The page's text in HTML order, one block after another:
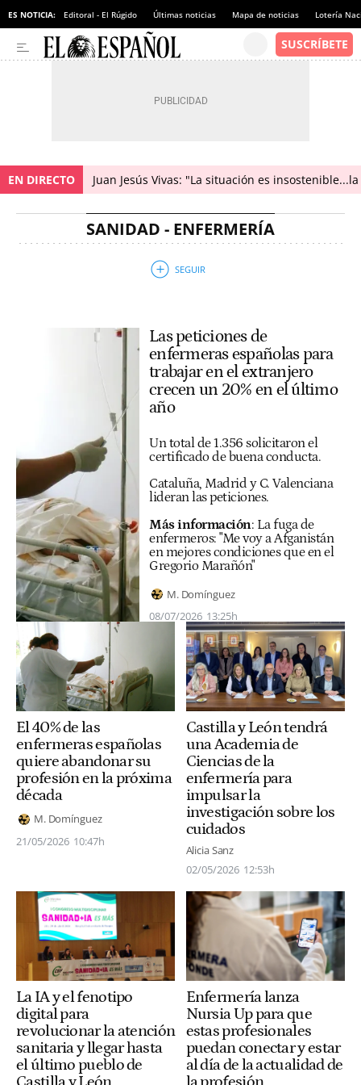
ES NOTICIA: Editoral - El Rúgido Últimas noticias Mapa de noticias Lotería
EN DIRECTO Juan Jesús Vivas: "La situación es
SANIDAD - ENFERMERÍA
Las peticiones de
enfermeras españolas para
trabajar en el extranjero
crecen un 20% en el último
año
Un total de 1.356 solicitaron el
certificado de buena conducta.
Cataluña, Madrid y C. Valenciana
lideran las peticiones.
Más información: La fuga de
enfermeros: "Me voy a Afganistán
en mejores condiciones que en el
Gregorio Marañón"
M. Domínguez
08/07/2026 13:25h
El 40% de las
enfermeras españolas
quiere abandonar su
profesión en la próxima
década
M. Domínguez
21/05/2026 10:47h
Castilla y León tendrá
una Academia de
Ciencias de la
enfermería para
impulsar la
investigación sobre los
cuidados
Alicia Sanz
02/05/2026 12:53h
La IA y el fenotipo
digital para
revolucionar la atención
sanitaria y llegar hasta
el último pueblo de
Castilla y León
Enfermería lanza
Nursia Up para que
estas profesionales
puedan conectar y estar
al día de la actualidad de
la profesión